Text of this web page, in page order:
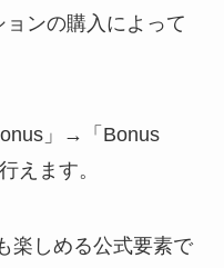
ンの購入によって
」→「Bonus
えます。
楽しめる公式要素で